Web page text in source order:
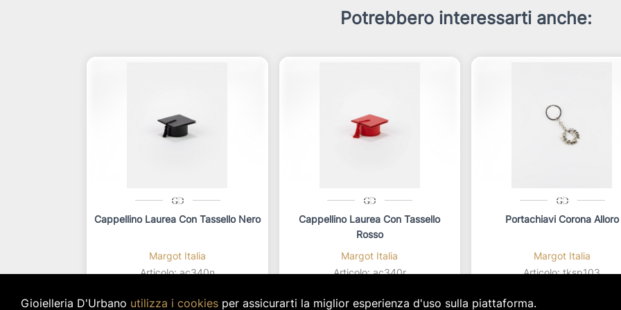
Potrebbero interessarti anche:
Cappellino Laurea Con Tassello Nero
Margot Italia
Articolo: ac340n
Cappellino Laurea Con Tassello
Rosso
Margot Italia
Articolo: ac340r
Portachiavi Corona Alloro
Margot Italia
Articolo: tksp103
Gioielleria D'Urbano utilizza i cookiesper assicurarti la miglior esperienza d'uso sulla piattaforma.